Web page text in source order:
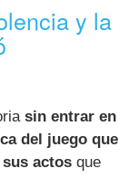
y la
sin entrar en
del juego que
actos que